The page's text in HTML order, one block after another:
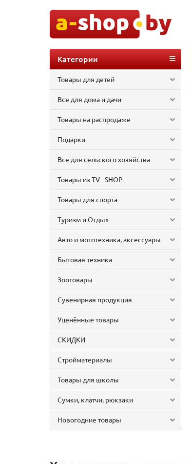
Категории
Товары для детей
Все для дома и дачи
Товары на распродаже
Подарки
Все для сельского хозяйства
Товары из TV - SHOP
Товары для спорта
Туризм и Отдых
Авто и мототехника, аксессуары
Бытовая техника
Зоотовары
Сувенирная продукция
Уценённые товары
СКИДКИ
Стройматериалы
Товары для школы
Сумки, клатчи, рюкзаки
Новогодние товары